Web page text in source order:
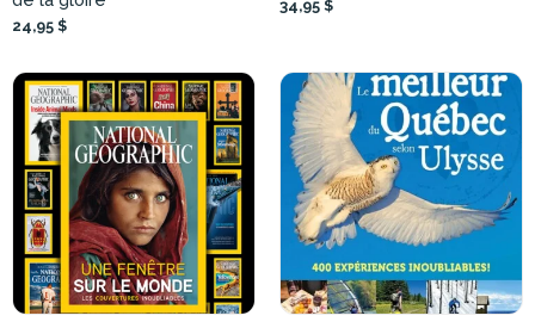
24,95 $
34,95 $